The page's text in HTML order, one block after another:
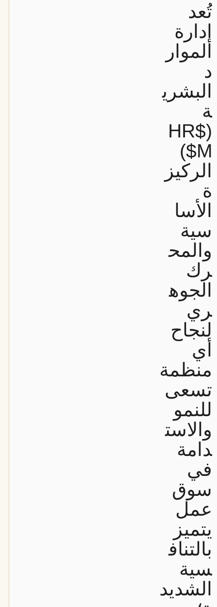
تُعد
إدارة
الموار
د
البشري
ة
($HR
M$)
الركيز
ة
الأسا
سية
والمح
رك
الجوه
ري
لنجاح
أي
منظمة
تسعى
للنمو
والاست
دامة
في
سوق
عمل
يتميز
بالتناف
سية
الشديد